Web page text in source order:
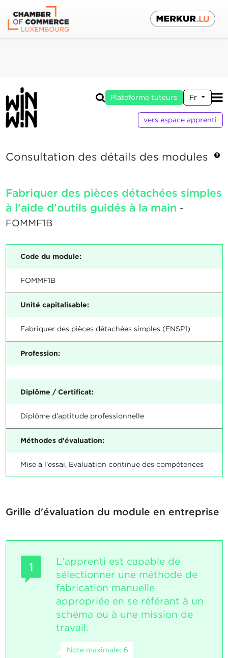
Plateforme tuteurs Fr
vers espace apprenti
Consultation des détails des modules
Fabriquer des pièces détachées simples
à l'aide d'outils guidés à la main -
FOMMF1B
Code du module:
FOMMF1B
Unité capitalisable:
Fabriquer des pièces détachées simples (ENSP1)
Profession:
Diplôme / Certificat:
Diplôme d'aptitude professionnelle
Méthodes d'évaluation:
Mise à l'essai, Evaluation continue des compétences
Grille d'évaluation du module en entreprise
1
L'apprenti est capable de
sélectionner une méthode de
fabrication manuelle
appropriée en se référant à un
schéma ou à une mission de
travail.
Note maximale: 6